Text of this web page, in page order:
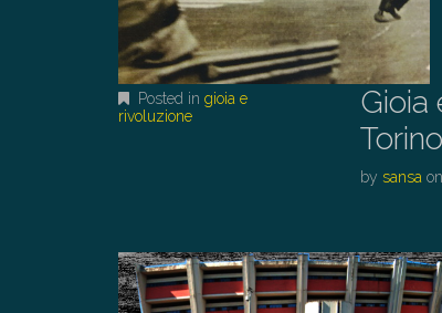
Posted in gioia e
rivoluzione
Gioia
bysansa